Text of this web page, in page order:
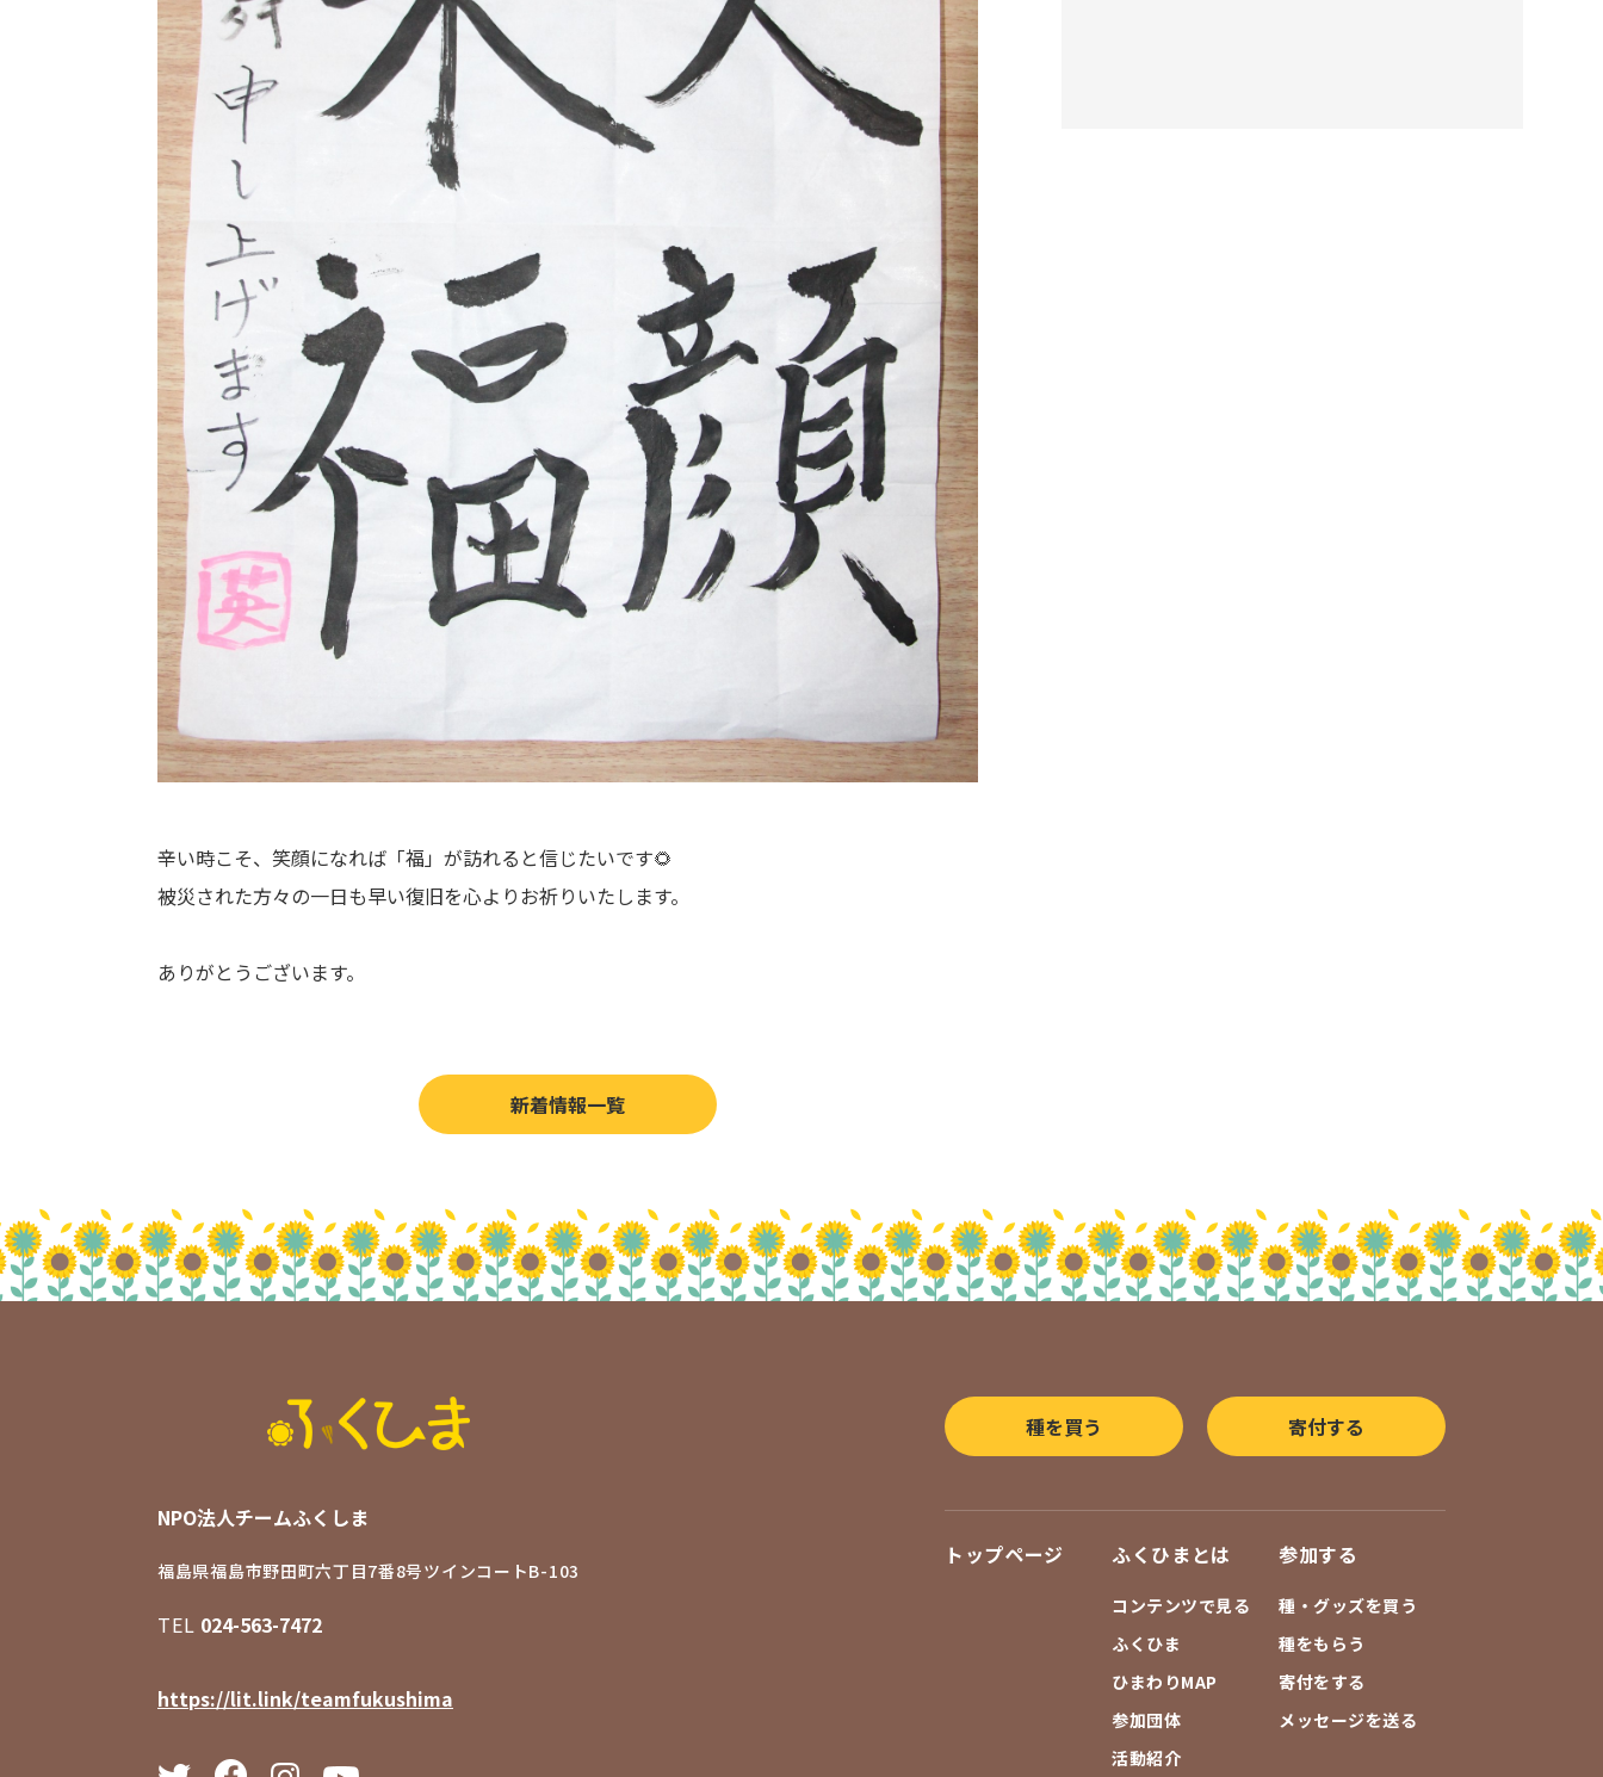
辛い時こそ、笑顔になれば「福」が訪れると信じたいです🌻
被災された方々の一日も早い復旧を心よりお祈りいたします。
ありがとうございます。
新着情報一覧
NPO法人チームふくしま
福島県福島市野田町六丁目7番8号ツインコートB-103
TEL 024-563-7472
https://lit.link/teamfukushima
種を買う 寄付する
トップページ ふくひまとは
コンテンツで見る
ふくひま
ひまわりMAP
参加団体
活動紹介
参加する
種・グッズを買う
種をもらう
寄付をする
メッセージを送る